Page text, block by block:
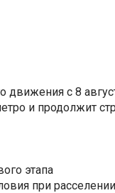
движения с 8
и продолжит
этапа
при расселении